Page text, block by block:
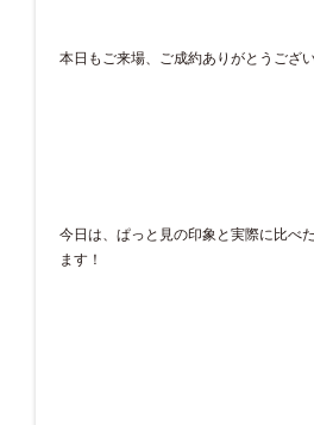
本日もご来場、ご成約ありがとうござ
今日は、ぱっと見の印象と実際に比べ
ます！